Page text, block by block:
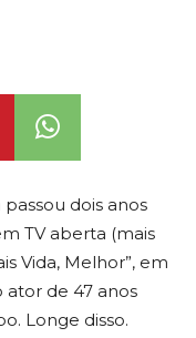
passou dois anos
TV aberta (mais
Vida, Melhor”, em
ator de 47 anos
Longe disso.